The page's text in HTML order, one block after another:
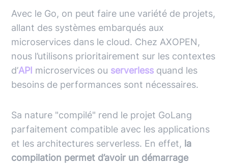
Avec le Go, on peut faire une variété de projets,
allant des systèmes embarqués aux
microservices dans le cloud. Chez AXOPEN,
nous l’utilisons prioritairement sur les contextes
d’API microservices ou serverless quand les
besoins de performances sont nécessaires.
Sa nature "compilé" rend le projet GoLang
parfaitement compatible avec les applications
et les architectures serverless. En effet, la
compilation permet d’avoir un démarrage